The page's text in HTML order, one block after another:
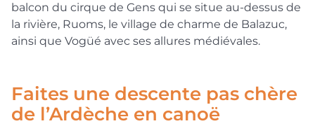
balcon du cirque de Gens qui se situe au-dessus de
la rivière, Ruoms, le village de charme de Balazuc,
ainsi que Vogüé avec ses allures médiévales.
Faites une descente pas chère
de l’Ardèche en canoë